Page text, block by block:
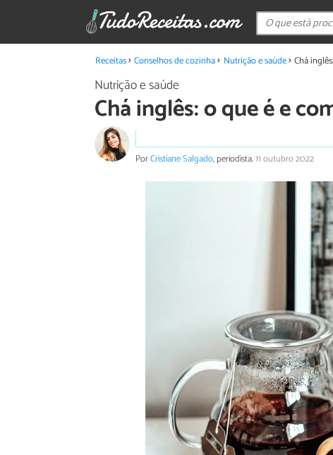
Receitas Conselhos de cozinha Nutrição e saúde Chá
Nutrição e saúde
Chá inglês: o que é e
PorCristiane Salgado, periodista.11 outubro 2022